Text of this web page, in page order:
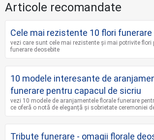
Articole recomandate
Cele mai rezistente 10 flori funerare
vezi care sunt cele mai rezistente și mai potrivite flori
funerare deosebite
10 modele interesante de
funerare pentru capacul de sicriu
vezi 10 modele de aranjamentele florale funerare
ce oferă o notă de eleganță și sobrietate ceremoniei
Tribute funerare - omagii florale